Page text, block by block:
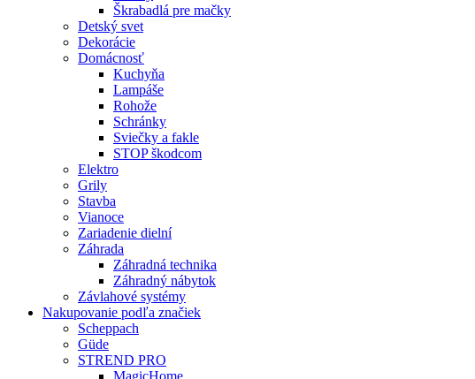
Škrabadlá pre mačky
Detský svet
Dekorácie
Domácnosť
Kuchyňa
Lampáše
Rohože
Schránky
Sviečky a fakle
STOP škodcom
Elektro
Grily
Stavba
Vianoce
Zariadenie dielní
Záhrada
Záhradná technika
Záhradný nábytok
Závlahové systémy
Nakupovanie podľa značiek
Scheppach
Güde
STREND PRO
MagicHome